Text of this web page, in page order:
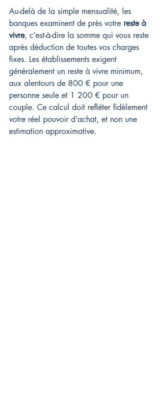
Au-delà de la simple mensualité, les
banques examinent de près votre reste à
vivre, c’est-à-dire la somme qui vous reste
après déduction de toutes vos charges
fixes. Les établissements exigent
généralement un reste à vivre minimum,
aux alentours de 800 € pour une
personne seule et 1 200 € pour un
couple. Ce calcul doit refléter fidèlement
votre réel pouvoir d’achat, et non une
estimation approximative.